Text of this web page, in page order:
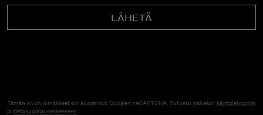
Tämän sivun lomakkeet on suojannut Googlen reCAPTCHA. Tutustu palvelun käyttöehtoihin
jatietosuojalausekkeeseen